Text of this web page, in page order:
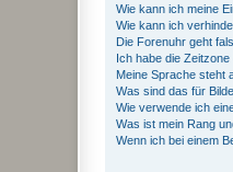
Wie kann ich meine
Wie kann ich
Die Forenuhr geht
Ich habe die
Meine Sprache steht
Was sind das für
Wie verwende ich
Was ist mein Rang
Wenn ich bei einem